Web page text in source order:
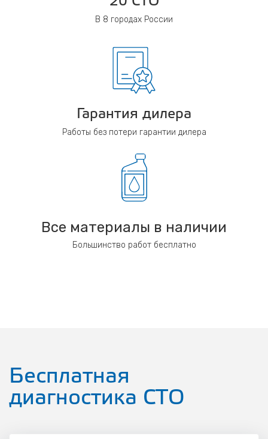
В 8 городах России
Гарантия дилера
Работы без потери гарантии дилера
Все материалы в наличии
Большинство работ бесплатно
Бесплатная
диагностика СТО